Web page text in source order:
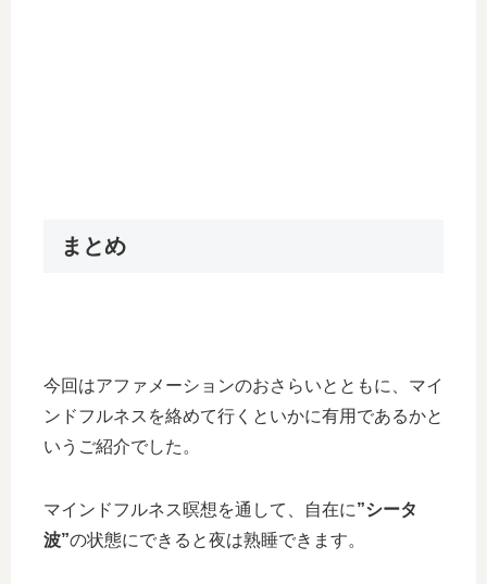
まとめ
今回はアファメーションのおさらいとともに、マイ
ンドフルネスを絡めて行くといかに有用であるかと
いうご紹介でした。
マインドフルネス暝想を通して、自在に”シータ
波”の状態にできると夜は熟睡できます。